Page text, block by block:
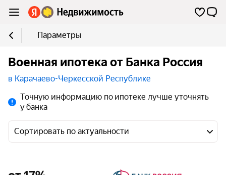
Параметры
Военная ипотека от Банка Россия
в Карачаево-Черкесской Республике
Точную информацию по ипотеке лучше уточнять
у банка
Сортировать по актуальности